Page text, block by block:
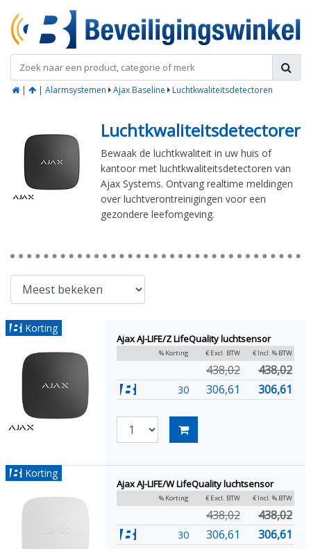
| | Alarmsystemen Ajax Baseline Luchtkwaliteitsdetectoren
Luchtkwaliteitsdetectoren
Bewaak de luchtkwaliteit in uw huis of
kantoor met luchtkwaliteitsdetectoren van
Ajax Systems. Ontvang realtime meldingen
over luchtverontreinigingen voor een
gezondere leefomgeving.
Korting
Ajax AJ-LIFE/Z LifeQuality luchtsensor
% Korting € Excl. BTW € Incl. % BTW
438,02 438,02
30 306,61 306,61
Korting
Ajax AJ-LIFE/W LifeQuality luchtsensor
% Korting € Excl. BTW € Incl. % BTW
438,02 438,02
30 306,61 306,61